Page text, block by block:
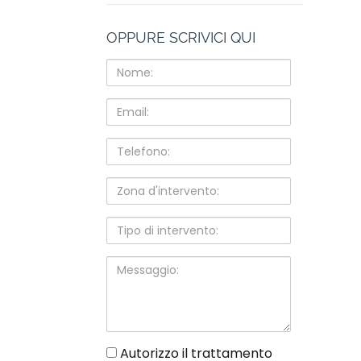
OPPURE SCRIVICI QUI
Nome:
Email:
Telefono:
Zona
d'intervento:
Tipo
di
intervento:
Messaggio:
gdpr
Autorizzo il trattamento